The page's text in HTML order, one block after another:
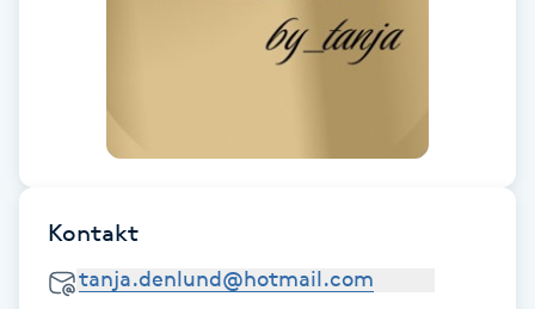
Frekvensterapi
Kontakt